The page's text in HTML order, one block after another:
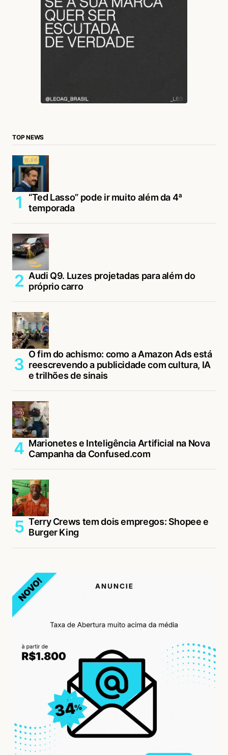
TOP NEWS
“Ted Lasso” pode ir muito além da 4ª
temporada
Audi Q9. Luzes projetadas para além do
próprio carro
O fim do achismo: como a Amazon Ads está
reescrevendo a publicidade com cultura, IA
e trilhões de sinais
Marionetes e Inteligência Artificial na Nova
Campanha da Confused.com
Terry Crews tem dois empregos: Shopee e
Burger King